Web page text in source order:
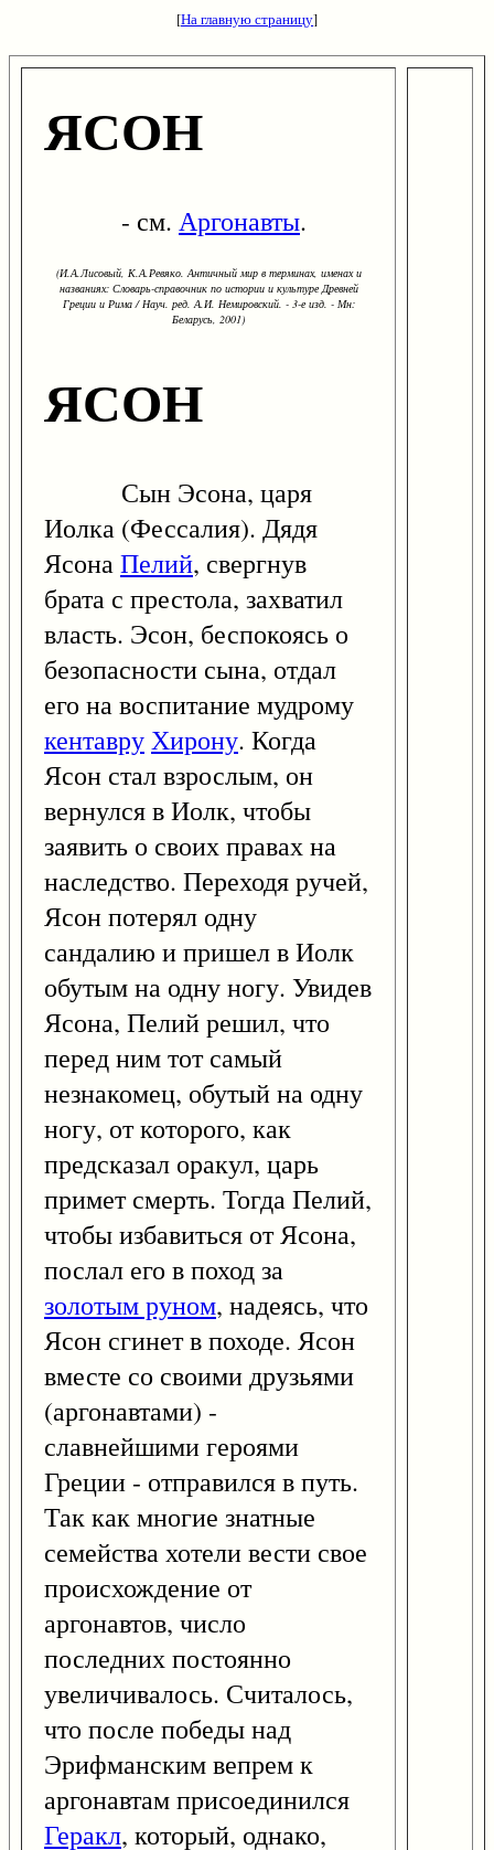
[На главную страницу]
ЯСОН
- см. Аргонавты.
(И.А.Лисовый, К.А.Ревяко. Античный мир в терминах, именах и
названиях: Словарь-справочник по истории и культуре Древней
Греции и Рима / Науч. ред. А.И. Немировский. - 3-е изд. - Мн:
Беларусь, 2001)
ЯСОН
Сын Эсона, царя
Иолка (Фессалия). Дядя
ЯсонаПелий, свергнув
брата с престола, захватил
власть. Эсон, беспокоясь о
безопасности сына, отдал
его на воспитание мудрому
кентавруХирону. Когда
Ясон стал взрослым, он
вернулся в Иолк, чтобы
заявить о своих правах на
наследство. Переходя ручей,
Ясон потерял одну
сандалию и пришел в Иолк
обутым на одну ногу. Увидев
Ясона, Пелий решил, что
перед ним тот самый
незнакомец, обутый на одну
ногу, от которого, как
предсказал оракул, царь
примет смерть. Тогда Пелий,
чтобы избавиться от Ясона,
послал его в поход за
золотым руном, надеясь, что
Ясон сгинет в походе. Ясон
вместе со своими друзьями
(аргонавтами) -
славнейшими героями
Греции - отправился в путь.
Так как многие знатные
семейства хотели вести свое
происхождение от
аргонавтов, число
последних постоянно
увеличивалось. Считалось,
что после победы над
Эрифманским вепрем к
аргонавтам присоединился
Геракл, который, однако,